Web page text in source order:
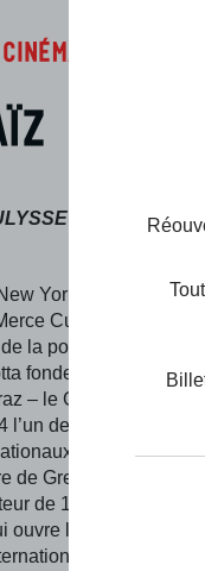
Cinéma
York à la fin des
Cunningham et
la post-modern
fonde en 1979 à
– le Groupe Émile
des premiers
inséré dans la
de Grenoble, dont il
de 1986 à 1988.
ouvre les portes de la
Suivront de